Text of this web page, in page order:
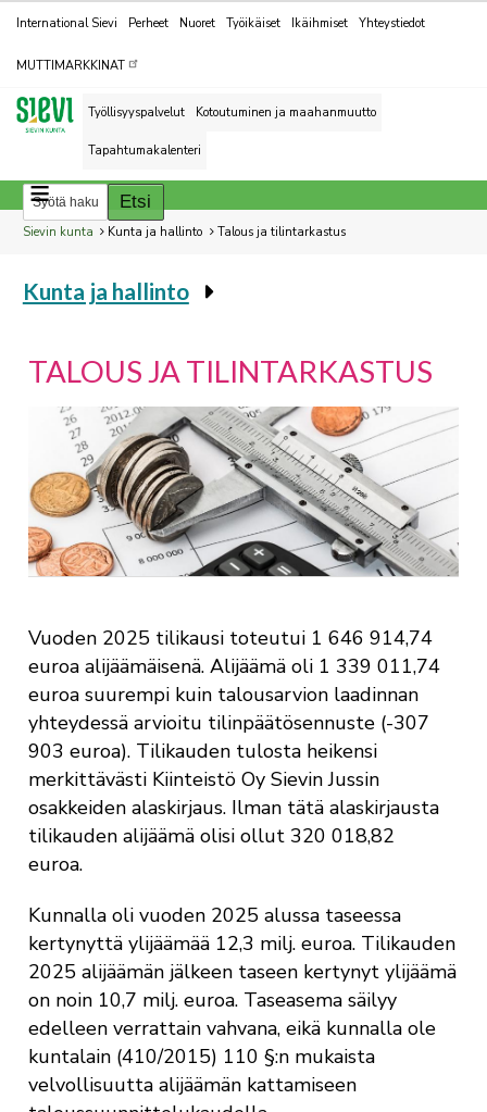
Kohderyhmät
International Sievi Perheet Nuoret Työikäiset Ikäihmiset Yhteystiedot
MUTTIMARKKINAT
Työllisyyspalvelut Kotoutuminen ja maahanmuutto
Tapahtumakalenteri
Breadcrumbs
You
here:
Sievin kunta Kunta ja hallinto Talous ja tilintarkastus
You
Kunta ja hallinto
TALOUS JA TILINTARKASTUS
Vuoden 2025 tilikausi toteutui 1 646 914,74
euroa alijäämäisenä. Alijäämä oli 1 339 011,74
euroa suurempi kuin talousarvion laadinnan
yhteydessä arvioitu tilinpäätösennuste (-307
903 euroa). Tilikauden tulosta heikensi
merkittävästi Kiinteistö Oy Sievin Jussin
osakkeiden alaskirjaus. Ilman tätä alaskirjausta
tilikauden alijäämä olisi ollut 320 018,82
euroa.
Kunnalla oli vuoden 2025 alussa taseessa
kertynyttä ylijäämää 12,3 milj. euroa. Tilikauden
2025 alijäämän jälkeen taseen kertynyt ylijäämä
on noin 10,7 milj. euroa. Taseasema säilyy
edelleen verrattain vahvana, eikä kunnalla ole
kuntalain (410/2015) 110 §:n mukaista
velvollisuutta alijäämän kattamiseen